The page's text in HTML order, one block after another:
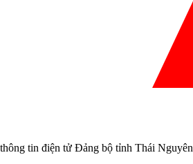
tin điện tử Đảng bộ tỉnh Thái Nguyên